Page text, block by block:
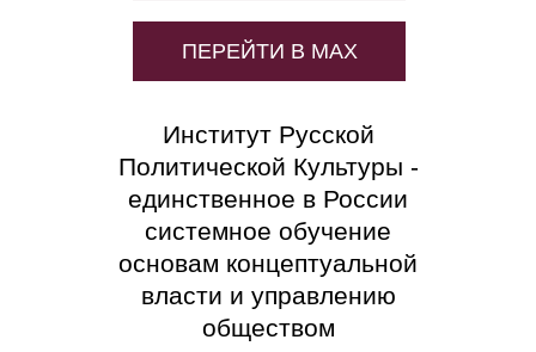
ПЕРЕЙТИ В MAX
Институт Русской
Политической Культуры -
единственное в России
системное обучение
основам концептуальной
власти и управлению
обществом